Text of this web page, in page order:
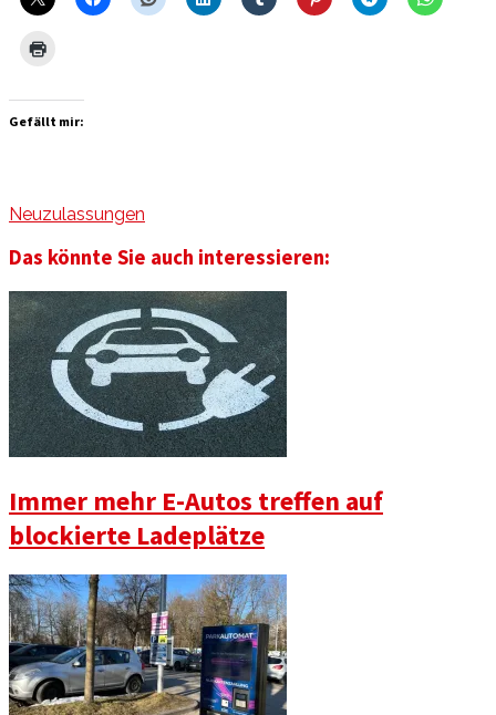
Gefällt mir:
Neuzulassungen
Das könnte Sie auch interessieren:
Immer mehr E-Autos treffen auf
blockierte Ladeplätze